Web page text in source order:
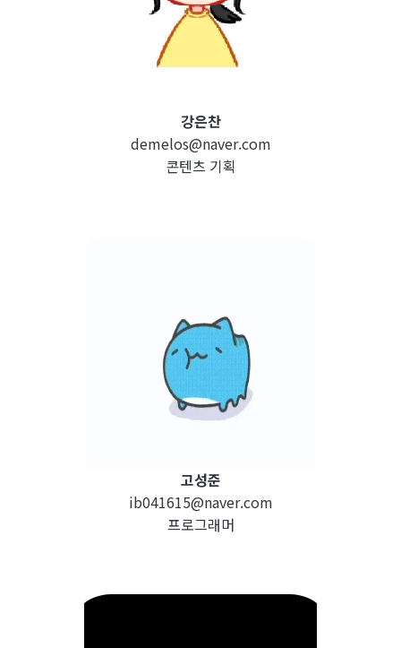
강은찬
demelos@naver.com
콘텐츠 기획
고성준
ib041615@naver.com
프로그래머